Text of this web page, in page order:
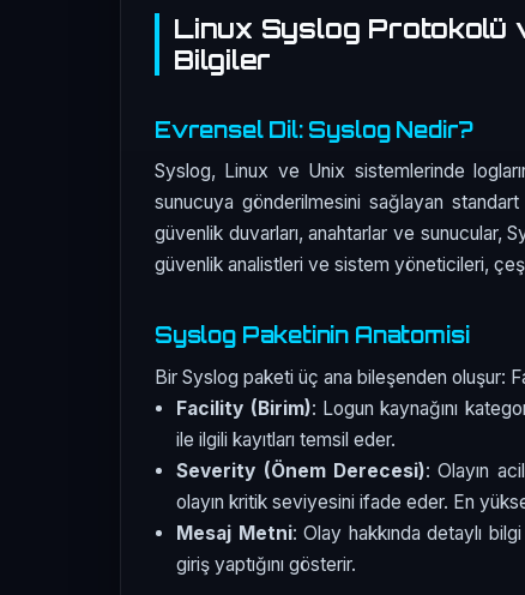
Linux Syslog Protokolü
Bilgiler
Evrensel Dil: Syslog Nedir?
Syslog, Linux ve Unix sistemlerinde
sunucuya gönderilmesini sağlayan
güvenlik duvarları, anahtarlar ve sunucular,
güvenlik analistleri ve sistem yöneticileri,
Syslog Paketinin Anatomisi
Bir Syslog paketi üç ana bileşenden
Facility (Birim): Logun kaynağını
ile ilgili kayıtları temsil eder.
Severity (Önem Derecesi): Olayın
olayın kritik seviyesini ifade eder. En
Mesaj Metni: Olay hakkında detaylı
giriş yaptığını gösterir.